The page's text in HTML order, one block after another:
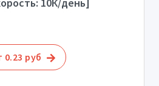
0.23 руб